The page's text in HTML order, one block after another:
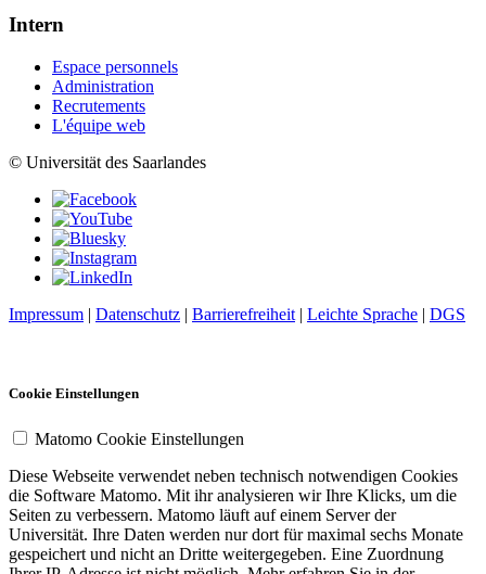
Intern
Espace personnels
Administration
Recrutements
L'équipe web
© Universität des Saarlandes
Impressum | Datenschutz | Barrierefreiheit | Leichte Sprache | DGS
Cookie Einstellungen
Matomo Cookie Einstellungen
Diese Webseite verwendet neben technisch notwendigen Cookies
die Software Matomo. Mit ihr analysieren wir Ihre Klicks, um die
Seiten zu verbessern. Matomo läuft auf einem Server der
Universität. Ihre Daten werden nur dort für maximal sechs Monate
gespeichert und nicht an Dritte weitergegeben. Eine Zuordnung